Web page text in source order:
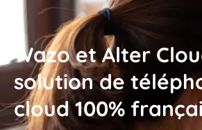
Wazo et Alter
solution de
cloud 100%